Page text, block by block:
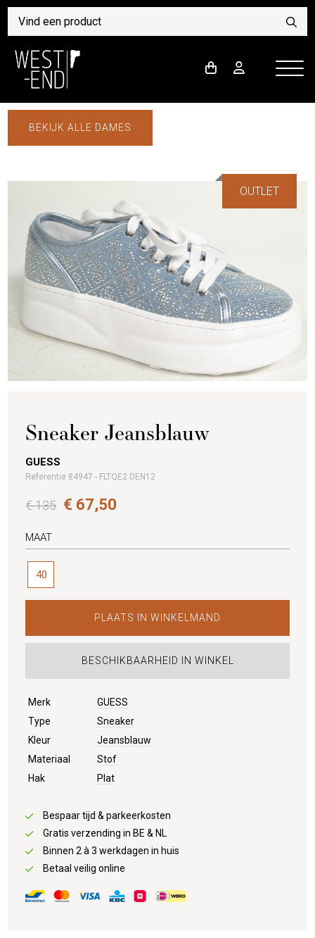
BEKIJK ALLE DAMES
OUTLET
Sneaker Jeansblauw
GUESS
Referentie 84947 - FLTQE2 DEN12
€ 135 € 67,50
MAAT
40
PLAATS IN WINKELMAND
BESCHIKBAARHEID IN WINKEL
Merk
GUESS
Type
Sneaker
Kleur
Jeansblauw
Materiaal
Stof
Hak
Plat
Bespaar tijd & parkeerkosten
Gratis verzending in BE & NL
Binnen 2 à 3 werkdagen in huis
Betaal veilig online